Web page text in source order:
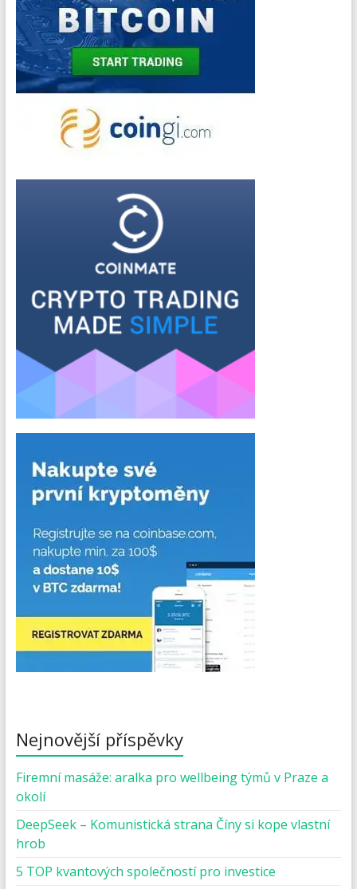
Nejnovější příspěvky
Firemní masáže: aralka pro wellbeing týmů v Praze a
okolí
DeepSeek – Komunistická strana Číny si kope vlastní
hrob
5 TOP kvantových společností pro investice